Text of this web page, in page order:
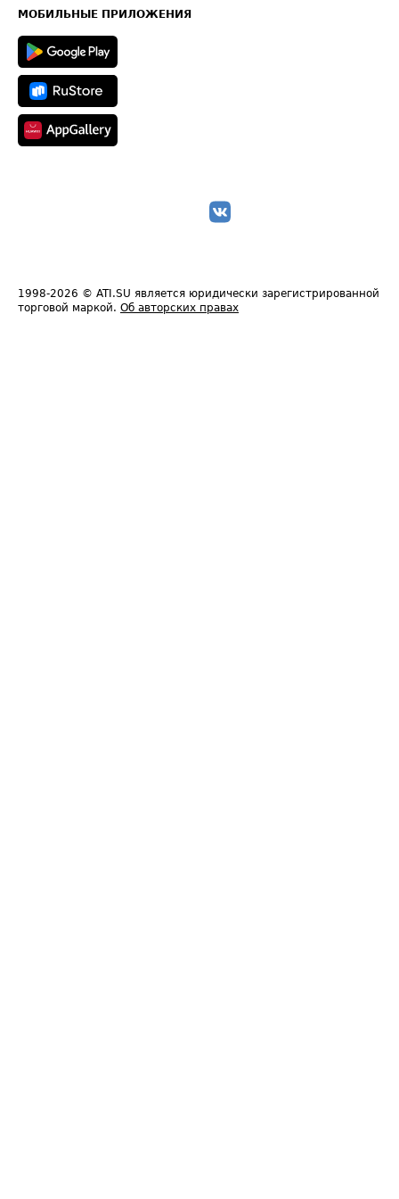
Техническая информация
МОБИЛЬНЫЕ ПРИЛОЖЕНИЯ
1998-2026 © ATI.SU является юридически зарегистрированной
торговой маркой. Об авторских правах